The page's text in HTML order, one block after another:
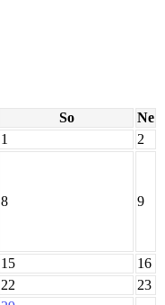
So
Ne
1 2
8 9
15
16
22 23